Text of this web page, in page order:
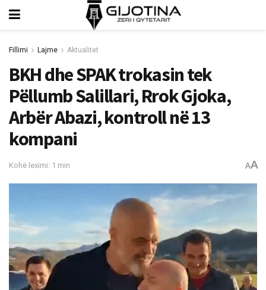
Fillimi Lajme Aktualitet
BKH dhe SPAK trokasin tek
Pëllumb Salillari, Rrok Gjoka,
Arbër Abazi, kontroll në 13
kompani
Kohë leximi: 1 min AA